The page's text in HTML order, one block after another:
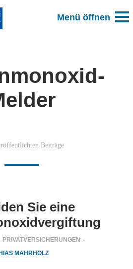
Beiträge
Sie eine
PRIVATVERSICHERUNGEN -
MAHRHOLZ